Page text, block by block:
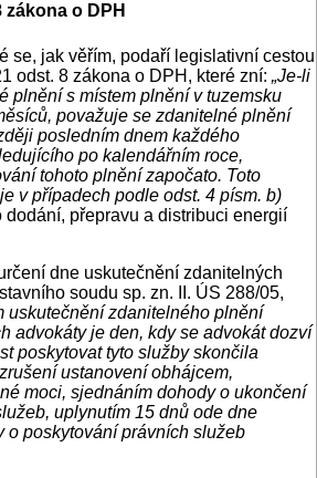
zákona o DPH
se, jak věřím, podaří legislativní cestou
odst. 8 zákona o DPH, které zní: „Je-li
plnění s místem plnění v tuzemsku
považuje se zdanitelné plnění
posledním dnem každého
po kalendářním roce,
tohoto plnění započato. Toto
v případech podle odst. 4 písm. b)
dodání, přepravu a distribuci energií
dne uskutečnění zdanitelných
soudu sp. zn. II. ÚS 288/05,
uskutečnění zdanitelného plnění
advokáty je den, kdy se advokát dozví
poskytovat tyto služby skončila
ustanovení obhájcem,
moci, sjednáním dohody o ukončení
uplynutím 15 dnů ode dne
o poskytování právních služeb